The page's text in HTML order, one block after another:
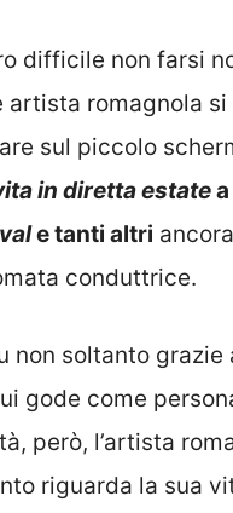
difficile non farsi
artista romagnola
sul piccolo
in diretta estatea
e tanti altri
conduttrice.
non soltanto
gode come
però, l’artista
riguarda la sua